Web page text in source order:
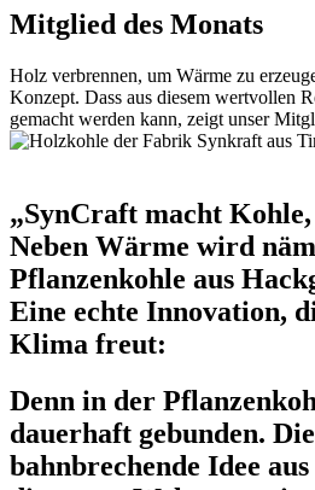
Mitglied des Monats
Holz verbrennen, um Wärme zu
Konzept. Dass aus diesem wertvollen
gemacht werden kann, zeigt unser
„SynCraft macht
Neben Wärme wird
Pflanzenkohle aus
Eine echte Innovation,
Klima freut:
Denn in der
dauerhaft gebunden.
bahnbrechende Idee